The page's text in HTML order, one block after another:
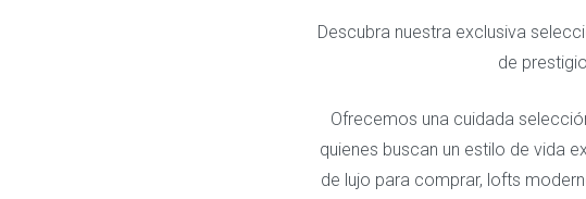
Descubra nuestra exclusiva
de
Ofrecemos una cuidada
quienes buscan un estilo de vida
de lujo para comprar, lofts